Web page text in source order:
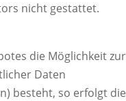
nicht gestattet.
die Möglichkeit zur
Daten
besteht, so erfolgt die